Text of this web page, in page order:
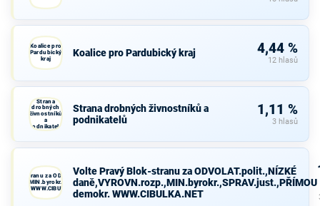
Koalice pro
Pardubický
kraj
Koalice pro Pardubický kraj 4,44 %
12 hlasů
Strana
drobných
živnostníků
a
podnikatelů
Strana drobných živnostníků a
podnikatelů
1,11 %
3 hlasů
Blok-stranu za ODVOLAT.polit.,NÍZKÉ
demokr. WWW.CIBULKA.NET
Volte Pravý Blok-stranu za ODVOLAT.polit.,NÍZKÉ
daně,VYROVN.rozp.,MIN.byrokr.,SPRAV.just.,PŘÍMOU
demokr. WWW.CIBULKA.NET